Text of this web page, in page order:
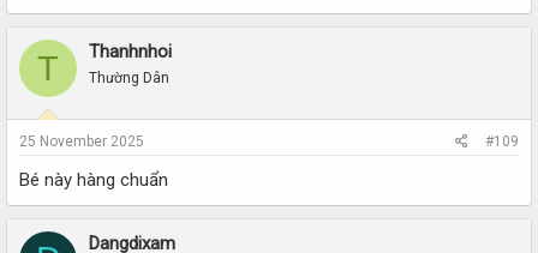
T Thanhnhoi
Thường Dân
25 November 2025 #109
Bé này hàng chuẩn
Dangdixam